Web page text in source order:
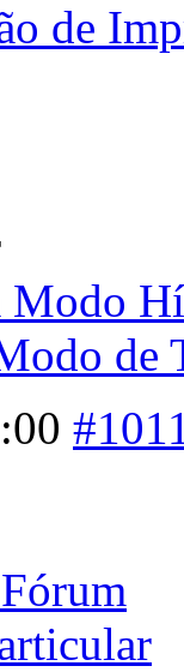
de
Modo
de